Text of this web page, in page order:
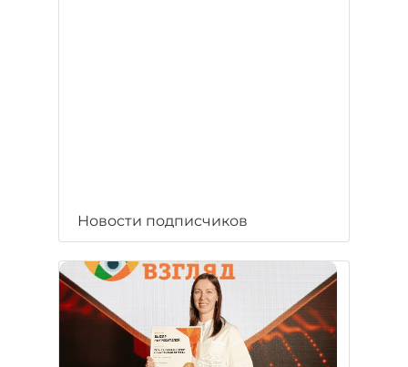
Новости подписчиков